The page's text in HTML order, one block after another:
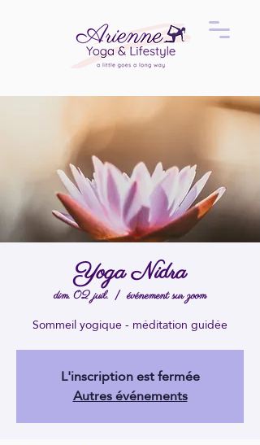
Yoga Nidra
dim. 02 juil.
  |
événement sur zoom
Sommeil yogique - méditation guidée
L'inscription est fermée
Autres événements